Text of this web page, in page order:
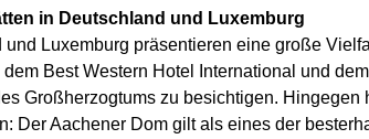
in Deutschland und Luxemburg
und Luxemburg präsentieren eine große
Best Western Hotel International und
Großherzogtums zu besichtigen.
Der Aachener Dom gilt als eines der